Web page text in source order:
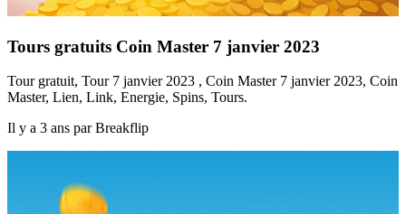
Tours gratuits Coin Master 7 janvier 2023
Tour gratuit, Tour 7 janvier 2023 , Coin Master 7 janvier 2023, Coin
Master, Lien, Link, Energie, Spins, Tours.
Il y a 3 ans par Breakflip